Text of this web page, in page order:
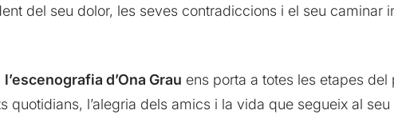
del seu dolor, les seves contradiccions i el seu caminar
l’escenografia d’Ona Grau ens porta a totes les etapes
quotidians, l’alegria dels amics i la vida que segueix al